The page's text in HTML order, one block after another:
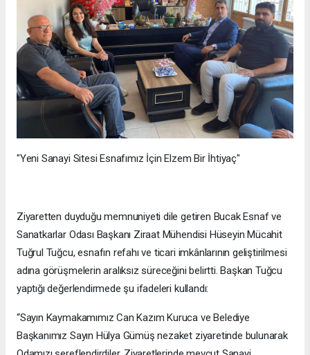
"Yeni Sanayi Sitesi Esnafımız İçin Elzem Bir İhtiyaç"
Ziyaretten duyduğu memnuniyeti dile getiren Bucak Esnaf ve
Sanatkarlar Odası Başkanı Ziraat Mühendisi Hüseyin Mücahit
Tuğrul Tuğcu, esnafın refahı ve ticari imkânlarının geliştirilmesi
adına görüşmelerin aralıksız süreceğini belirtti. Başkan Tuğcu
yaptığı değerlendirmede şu ifadeleri kullandı:
“Sayın Kaymakamımız Can Kazım Kuruca ve Belediye
Başkanımız Sayın Hülya Gümüş nezaket ziyaretinde bulunarak